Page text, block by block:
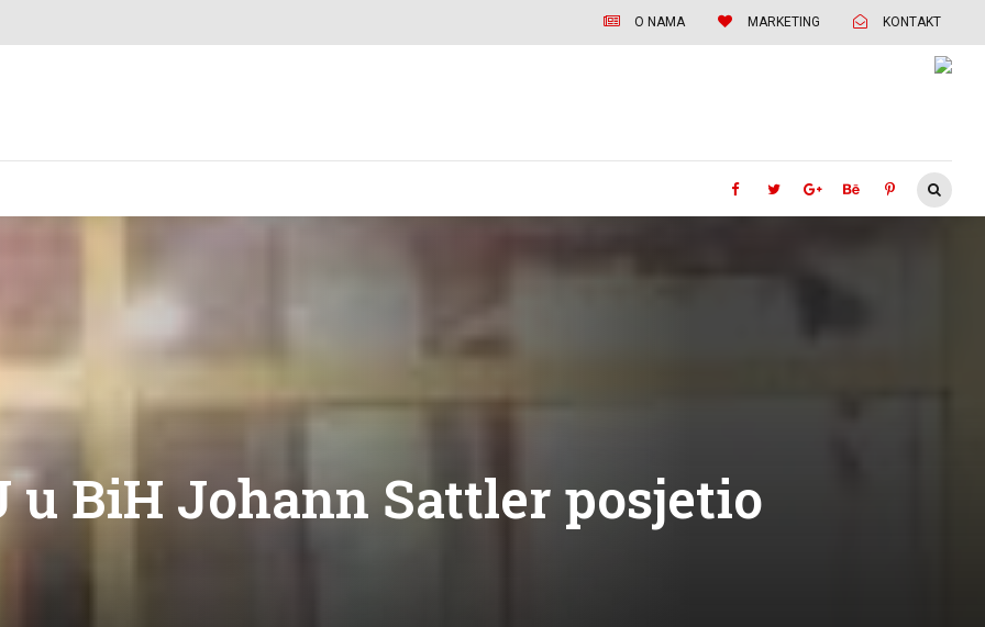
O NAMA MARKETING KONTAKT
u BiH Johann Sattler posjetio